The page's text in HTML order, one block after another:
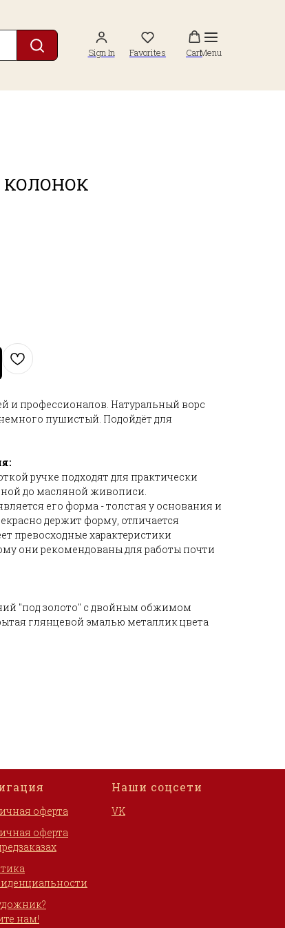
Sign In Favorites CartMenu
КОЛОНОК
и профессионалов. Натуральный ворс
пушистый. Подойдёт для
ручке подходят для практически
до масляной живописи.
его форма - толстая у основания и
держит форму, отличается
превосходные характеристики
они рекомендованы для работы почти
"под золото" с двойным обжимом
глянцевой эмалью металлик цвета
оферта
оферта
нам!
Наши соцсети
VK